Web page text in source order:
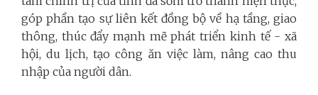
góp phần tạo sự liên kết đồng bộ về hạ tầng, giao
thông, thúc đẩy mạnh mẽ phát triển kinh tế - xã
hội, du lịch, tạo công ăn việc làm, nâng cao thu
nhập của người dân.